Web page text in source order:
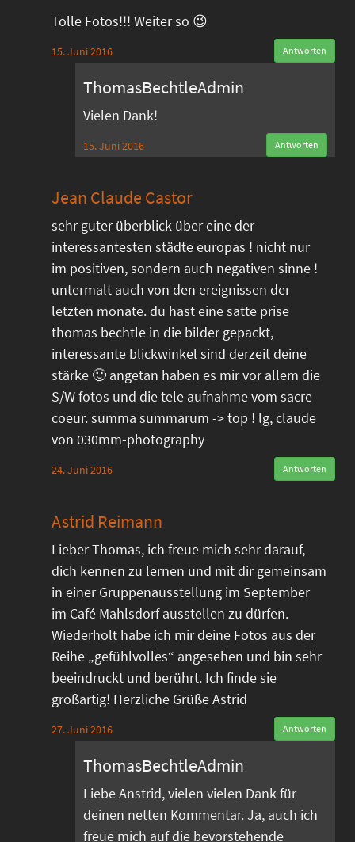
Tolle Fotos!!! Weiter so 😉
15. Juni 2016 Antworten
ThomasBechtleAdmin
Vielen Dank!
15. Juni 2016 Antworten
Jean Claude Castor
sehr guter überblick über eine der
interessantesten städte europas ! nicht nur
im positiven, sondern auch negativen sinne !
untermalt auch von den ereignissen der
letzten monate. du hast eine satte prise
thomas bechtle in die bilder gepackt,
interessante blickwinkel sind derzeit deine
stärke 🙂 angetan haben es mir vor allem die
S/W fotos und die tele aufnahme vom sacre
coeur. summa summarum -> top ! lg, claude
von 030mm-photography
24. Juni 2016 Antworten
Astrid Reimann
Lieber Thomas, ich freue mich sehr darauf,
dich kennen zu lernen und mit dir gemeinsam
in einer Gruppenausstellung im September
im Café Mahlsdorf ausstellen zu dürfen.
Wiederholt habe ich mir deine Fotos aus der
Reihe „gefühlvolles“ angesehen und bin sehr
beeindruckt und berührt. Ich finde sie
großartig! Herzliche Grüße Astrid
27. Juni 2016 Antworten
ThomasBechtleAdmin
Liebe Anstrid, vielen vielen Dank für
deinen netten Kommentar. Ja, auch ich
freue mich auf die bevorstehende